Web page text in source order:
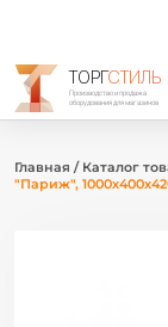
ТОРГСТИЛЬ
Производство и продажа
оборудования для магазинов
Главная / Каталог
"Париж",